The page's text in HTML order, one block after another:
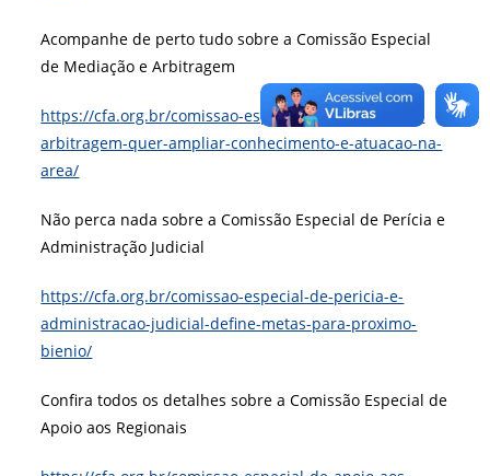
Acompanhe de perto tudo sobre a Comissão Especial
de Mediação e Arbitragem
https://cfa.org.br/comissao-especial-de-mediacao-e-
arbitragem-quer-ampliar-conhecimento-e-atuacao-na-
area/
Não perca nada sobre a Comissão Especial de Perícia e
Administração Judicial
https://cfa.org.br/comissao-especial-de-pericia-e-
administracao-judicial-define-metas-para-proximo-
bienio/
Confira todos os detalhes sobre a Comissão Especial de
Apoio aos Regionais